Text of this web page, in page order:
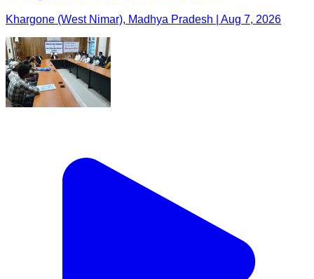
Khargone (West Nimar), Madhya Pradesh | Aug 7, 2026